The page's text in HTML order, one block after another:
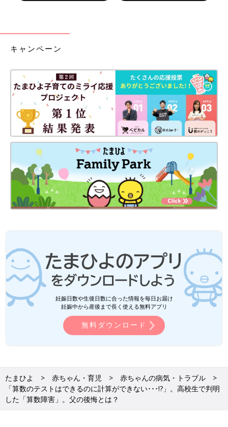
キャンペーン
妊娠日数や生後日数に合った情報を毎日お届け
妊娠中から産後まで長く使える無料アプリ
無料ダウンロード
たまひよ 赤ちゃん・育児
赤ちゃんの病気・トラブル
「算数のテストはできるのに計算ができない･･･!?」。高校生で判明
した「算数障害」。父の後悔とは？